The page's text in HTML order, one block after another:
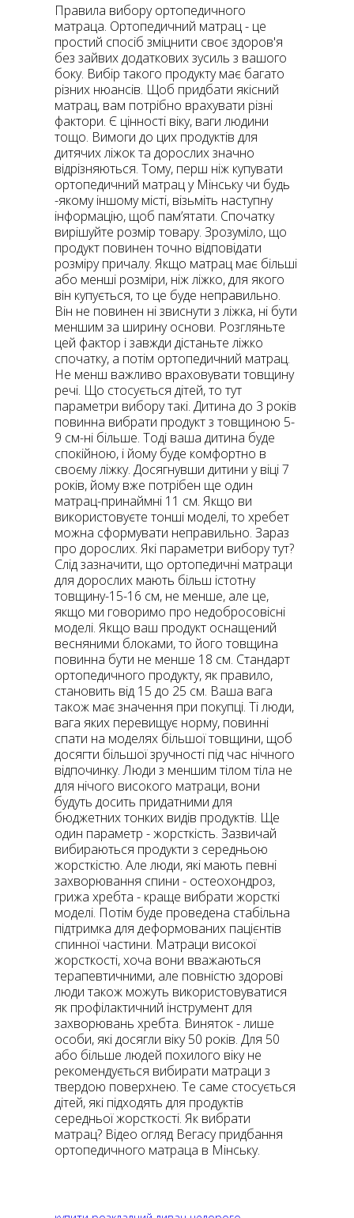
Правила вибору ортопедичного
матраца. Ортопедичний матрац - це
простий спосіб зміцнити своє здоров'я
без зайвих додаткових зусиль з вашого
боку. Вибір такого продукту має багато
різних нюансів. Щоб придбати якісний
матрац, вам потрібно врахувати різні
фактори. Є цінності віку, ваги людини
тощо. Вимоги до цих продуктів для
дитячих ліжок та дорослих значно
відрізняються. Тому, перш ніж купувати
ортопедичний матрац у Мінську чи будь
-якому іншому місті, візьміть наступну
інформацію, щоб пам’ятати. Спочатку
вирішуйте розмір товару. Зрозуміло, що
продукт повинен точно відповідати
розміру причалу. Якщо матрац має більші
або менші розміри, ніж ліжко, для якого
він купується, то це буде неправильно.
Він не повинен ні звиснути з ліжка, ні бути
меншим за ширину основи. Розгляньте
цей фактор і завжди дістаньте ліжко
спочатку, а потім ортопедичний матрац.
Не менш важливо враховувати товщину
речі. Що стосується дітей, то тут
параметри вибору такі. Дитина до 3 років
повинна вибрати продукт з товщиною 5-
9 см-ні більше. Тоді ваша дитина буде
спокійною, і йому буде комфортно в
своєму ліжку. Досягнувши дитини у віці 7
років, йому вже потрібен ще один
матрац-принаймні 11 см. Якщо ви
використовуєте тонші моделі, то хребет
можна сформувати неправильно. Зараз
про дорослих. Які параметри вибору тут?
Слід зазначити, що ортопедичні матраци
для дорослих мають більш істотну
товщину-15-16 см, не менше, але це,
якщо ми говоримо про недобросовісні
моделі. Якщо ваш продукт оснащений
весняними блоками, то його товщина
повинна бути не менше 18 см. Стандарт
ортопедичного продукту, як правило,
становить від 15 до 25 см. Ваша вага
також має значення при покупці. Ті люди,
вага яких перевищує норму, повинні
спати на моделях більшої товщини, щоб
досягти більшої зручності під час нічного
відпочинку. Люди з меншим тілом тіла не
для нічого високого матраци, вони
будуть досить придатними для
бюджетних тонких видів продуктів. Ще
один параметр - жорсткість. Зазвичай
вибираються продукти з середньою
жорсткістю. Але люди, які мають певні
захворювання спини - остеохондроз,
грижа хребта - краще вибрати жорсткі
моделі. Потім буде проведена стабільна
підтримка для деформованих пацієнтів
спинної частини. Матраци високої
жорсткості, хоча вони вважаються
терапевтичними, але повністю здорові
люди також можуть використовуватися
як профілактичний інструмент для
захворювань хребта. Виняток - лише
особи, які досягли віку 50 років. Для 50
або більше людей похилого віку не
рекомендується вибирати матраци з
твердою поверхнею. Те саме стосується
дітей, які підходять для продуктів
середньої жорсткості. Як вибрати
матрац? Відео огляд Вегасу придбання
ортопедичного матраца в Мінську.